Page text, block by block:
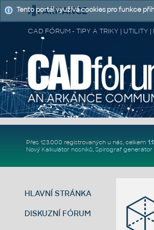
CAD FÓRUM - TIPY A TRIKY | UTILITY
Přes 123.000 registrovaných u nás, celkem
Nový Kalkulátor nosníků, Spirograf generátor
HLAVNÍ STRÁNKA
DISKUZNÍ FÓRUM
Tento portál využívá cookies pro funkce